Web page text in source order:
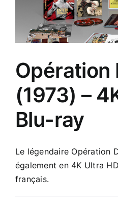
Opération
(1973) –
Blu-ray
Le légendaire Opération
également en 4K Ultra
français.